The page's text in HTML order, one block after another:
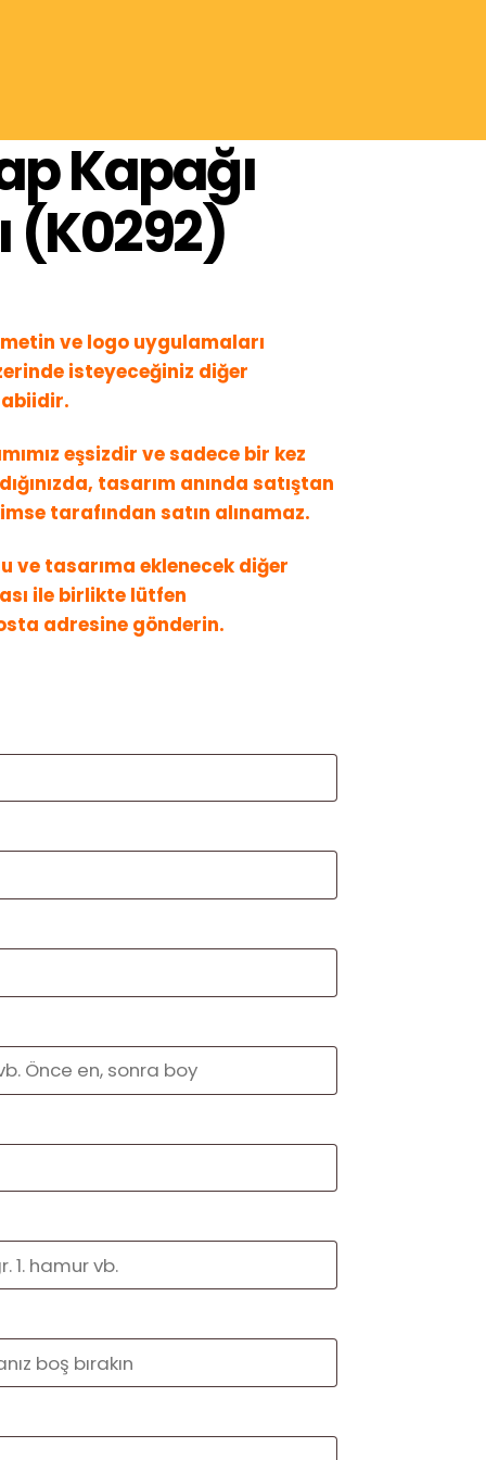
Kapağı
(K0292)
ve logo uygulamaları
isteyeceğiniz diğer
eşsizdir ve sadece bir kez
tasarım anında satıştan
tarafından satın alınamaz.
ve tasarıma eklenecek diğer
ile birlikte lütfen
adresine gönderin.